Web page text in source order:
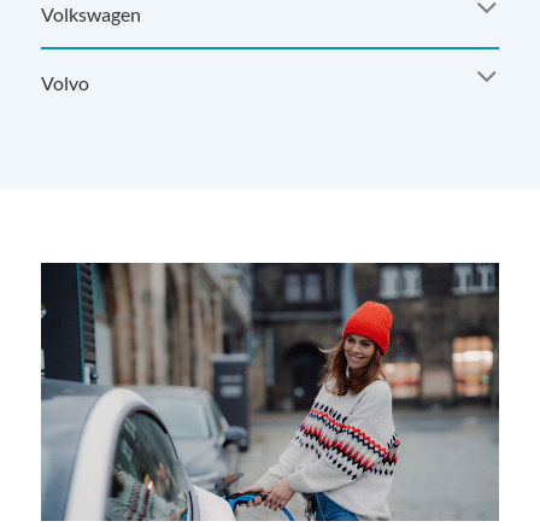
Volkswagen
Volvo